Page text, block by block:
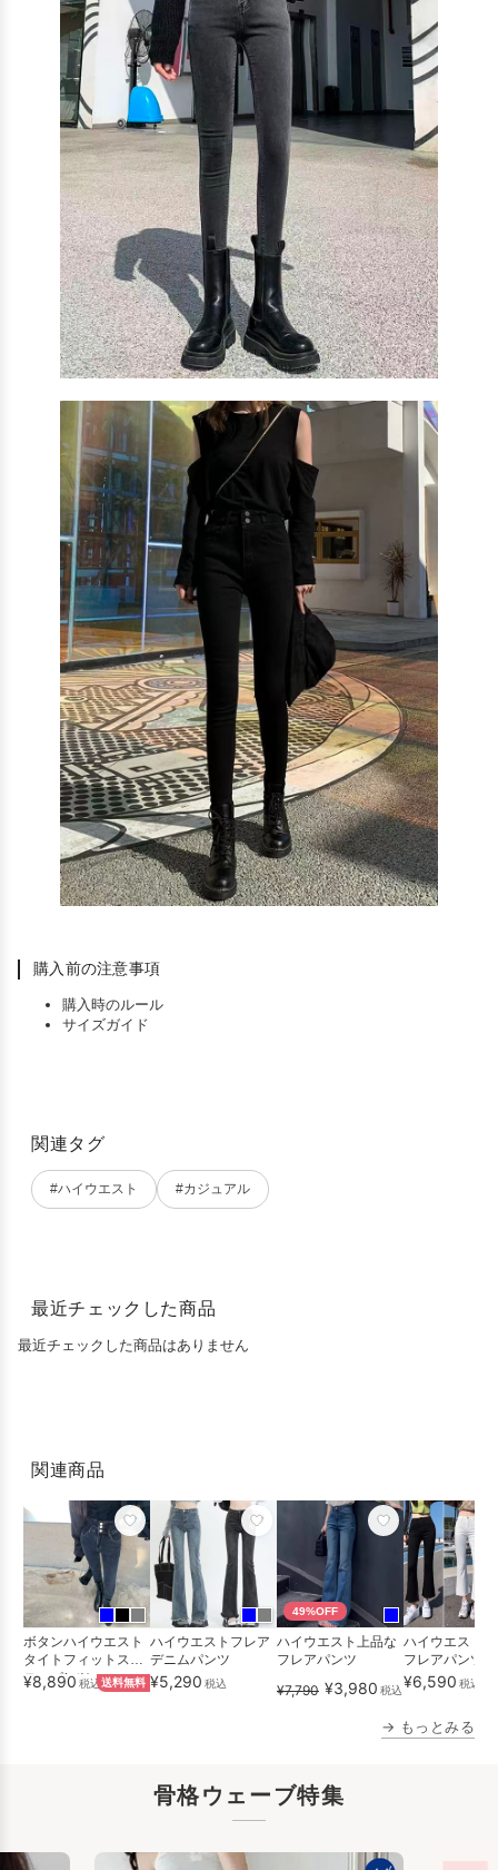
購入前の注意事項
購入時のルール
サイズガイド
関連タグ
#ハイウエスト #カジュアル
最近チェックした商品
最近チェックした商品はありません
関連商品
ボタンハイウエスト
タイトフィットスキ
ニーパンツ
¥8,890 税込 送料無料
ハイウエストフレア
デニムパンツ
¥5,290 税込
49%OFF
ハイウエスト上品な
フレアパンツ
¥7,790 ¥3,980 税込
ハイウエスト
フレアパンツ
¥6,590 税込
→ もっとみる
骨格ウェーブ特集